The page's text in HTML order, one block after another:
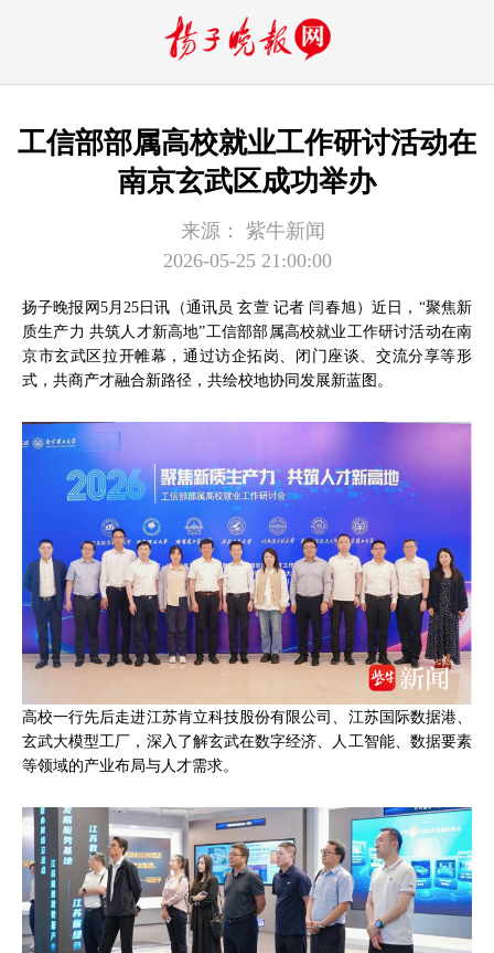
工信部部属高校就业工作研讨活动在
南京玄武区成功举办
来源：
紫牛新闻
2026-05-25 21:00:00
扬子晚报网5月25日讯（通讯员 玄萱 记者 闫春旭）近日，“聚焦新
质生产力 共筑人才新高地”工信部部属高校就业工作研讨活动在南
京市玄武区拉开帷幕，通过访企拓岗、闭门座谈、交流分享等形
式，共商产才融合新路径，共绘校地协同发展新蓝图。
高校一行先后走进江苏肯立科技股份有限公司、江苏国际数据港、
玄武大模型工厂，深入了解玄武在数字经济、人工智能、数据要素
等领域的产业布局与人才需求。